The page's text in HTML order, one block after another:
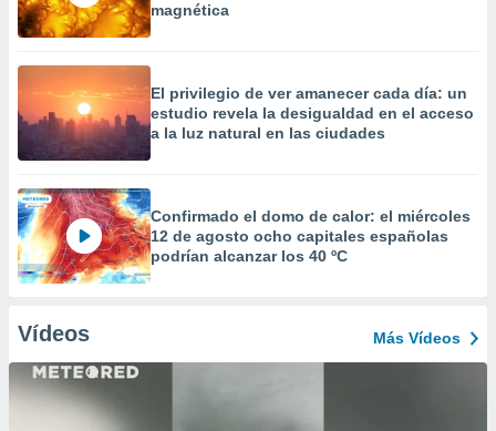
magnética
El privilegio de ver amanecer cada día: un
estudio revela la desigualdad en el acceso
a la luz natural en las ciudades
Confirmado el domo de calor: el miércoles
12 de agosto ocho capitales españolas
podrían alcanzar los 40 ºC
Vídeos Más Vídeos